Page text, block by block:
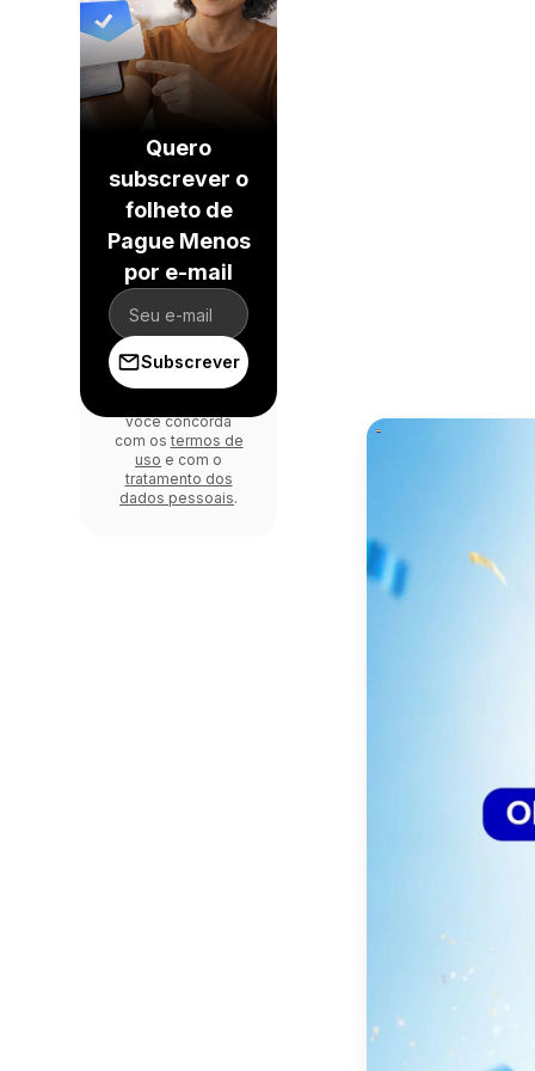
Quero
subscrever o
folheto de
Pague Menos
por e-mail
Subscrever
você concorda
com os termos de
uso e com o
tratamento dos
dados pessoais.